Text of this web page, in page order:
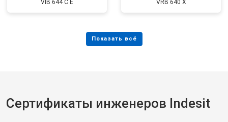
VIB 644 C E VRB 640 X
Сертификаты инженеров Indesit